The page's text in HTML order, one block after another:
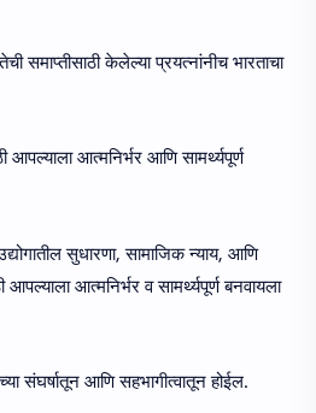
समाप्तीसाठी केलेल्या प्रयत्नांनीच भारताचा
आपल्याला आत्मनिर्भर आणि सामर्थ्यपूर्ण
सुधारणा, सामाजिक न्याय, आणि
आपल्याला आत्मनिर्भर व सामर्थ्यपूर्ण बनवायला
संघर्षातून आणि सहभागीत्वातून होईल.